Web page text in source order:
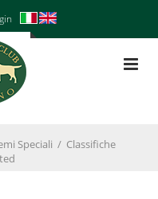
Speciali / Classifiche